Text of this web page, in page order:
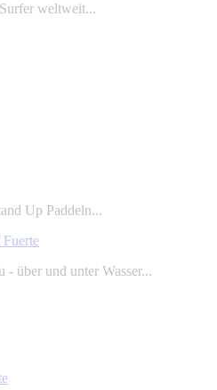
weltweit...
Up Paddeln...
über und unter Wasser...